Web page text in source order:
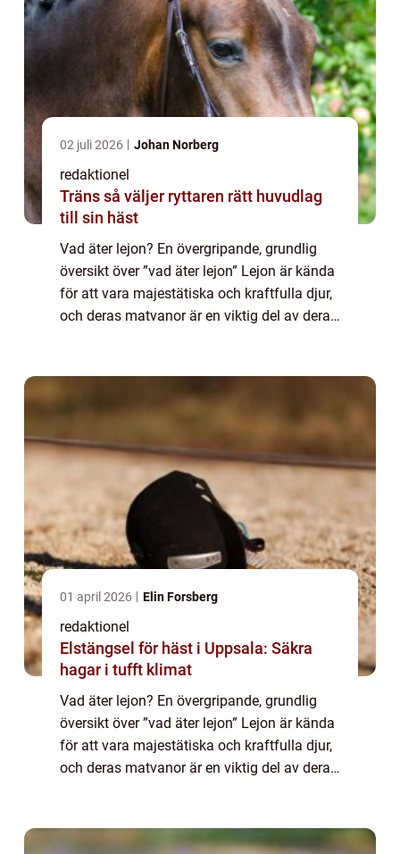
02 juli 2026 Johan Norberg
redaktionel
Träns så väljer ryttaren rätt huvudlag
till sin häst
Vad äter lejon? En övergripande, grundlig
översikt över ”vad äter lejon” Lejon är kända
för att vara majestätiska och kraftfulla djur,
och deras matvanor är en viktig del av deras
01 april 2026 Elin Forsberg
redaktionel
Elstängsel för häst i Uppsala: Säkra
hagar i tufft klimat
Vad äter lejon? En övergripande, grundlig
översikt över ”vad äter lejon” Lejon är kända
för att vara majestätiska och kraftfulla djur,
och deras matvanor är en viktig del av deras